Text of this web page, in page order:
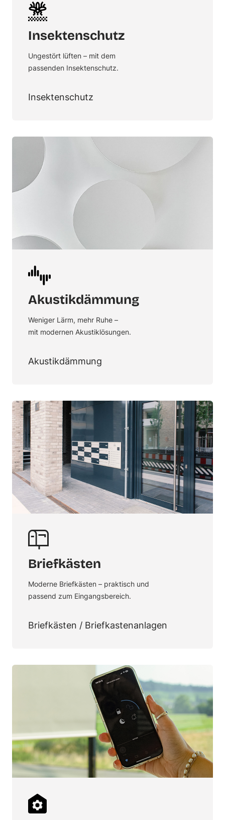
Insektenschutz
Ungestört lüften – mit dem
passenden Insektenschutz.
Insektenschutz
Akustikdämmung
Weniger Lärm, mehr Ruhe –
mit modernen Akustiklösungen.
Akustikdämmung
Briefkästen
Moderne Briefkästen – praktisch und
passend zum Eingangsbereich.
Briefkästen / Briefkastenanlagen